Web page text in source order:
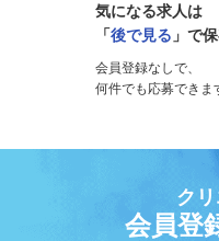
気になる求人は
「後で見る 」で
会員登録なしで、
何件でも応募できま
ク
会員登